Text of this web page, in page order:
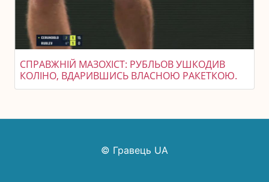
СПРАВЖНІЙ МАЗОХІСТ: РУБЛЬОВ УШКОДИВ
КОЛІНО, ВДАРИВШИСЬ ВЛАСНОЮ РАКЕТКОЮ.
© Гравець UA